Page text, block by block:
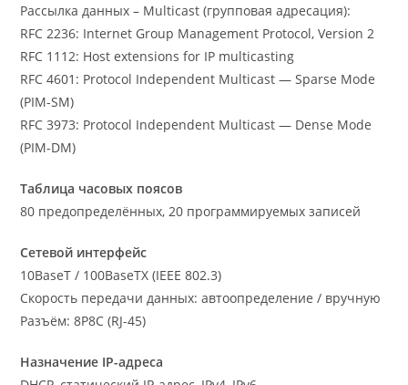
Рассылка данных – Multicast (групповая адресация):
RFC 2236: Internet Group Management Protocol, Version 2
RFC 1112: Host extensions for IP multicasting
RFC 4601: Protocol Independent Multicast — Sparse Mode
(PIM-SM)
RFC 3973: Protocol Independent Multicast — Dense Mode
(PIM-DM)
Таблица часовых поясов
80 предопределённых, 20 программируемых записей
Сетевой интерфейс
10BaseT / 100BaseTX (IEEE 802.3)
Скорость передачи данных: автоопределение / вручную
Разъём: 8P8C (RJ-45)
Назначение IP-адреса